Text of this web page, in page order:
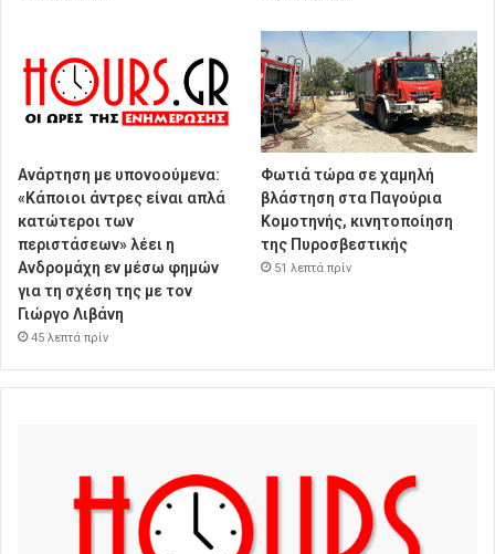
Ανάρτηση με υπονοούμενα:
«Κάποιοι άντρες είναι απλά
κατώτεροι των
περιστάσεων» λέει η
Ανδρομάχη εν μέσω φημών
για τη σχέση της με τον
Γιώργο Λιβάνη
45 λεπτά πρίν
Φωτιά τώρα σε χαμηλή
βλάστηση στα Παγούρια
Κομοτηνής, κινητοποίηση
της Πυροσβεστικής
51 λεπτά πρίν